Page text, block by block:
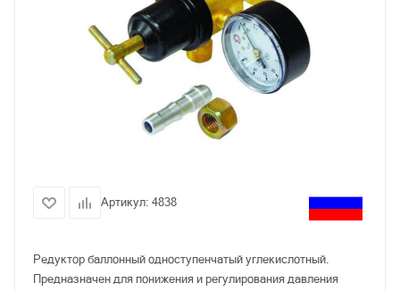
Артикул: 4838
Редуктор баллонный одноступенчатый углекислотный.
Предназначен для понижения и регулирования давления